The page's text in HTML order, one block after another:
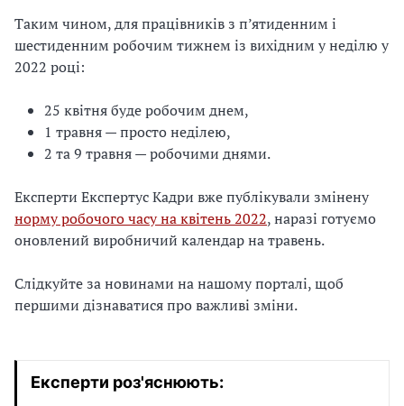
Таким чином, для працівників з п’ятиденним і
шестиденним робочим тижнем із вихідним у неділю у
2022 році:
25 квітня буде робочим днем,
1 травня — просто неділею,
2 та 9 травня — робочими днями.
Експерти Експертус Кадри вже публікували змінену
норму робочого часу на квітень 2022, наразі готуємо
оновлений виробничий календар на травень.
Слідкуйте за новинами на нашому порталі, щоб
першими дізнаватися про важливі зміни.
Експерти роз'яснюють: